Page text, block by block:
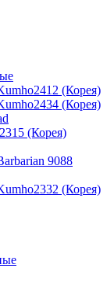
(Корея)
(Корея)
(Корея)
9088
(Корея)